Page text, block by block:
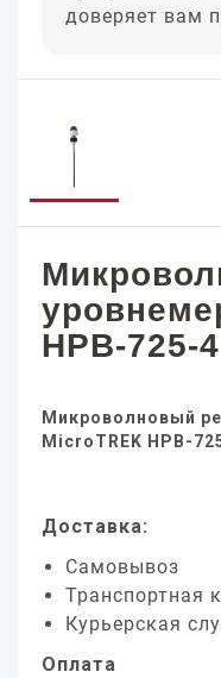
доверяет вам
HPB-725-4
Микроволновый
MicroTREK HPB-
Доставка:
Самовывоз
Транспортная
Курьерская
Оплата